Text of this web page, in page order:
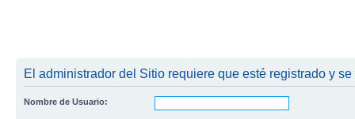
El administrador del Sitio requiere que esté registrado y
Nombre de Usuario: